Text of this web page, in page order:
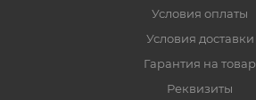
Условия оплаты
Условия доставки
Гарантия на товар
Реквизиты